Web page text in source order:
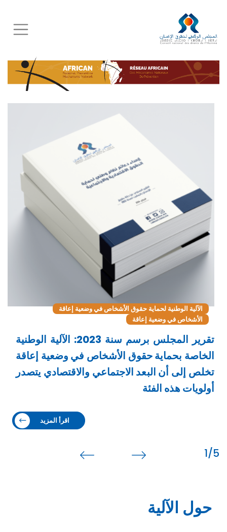
Skip
to
main
content
تقرير المجلس برسم سنة 2023: الآلية الوطنية
الخاصة بحماية حقوق الأشخاص في وضعية إعاقة
تخلص إلى أن البعد الاجتماعي والاقتصادي يتصدر
أولويات هذه الفئة
الآلية الوطنية لحماية حقوق الأشخاص في وضعية إعاقة
الأشخاص في وضعية إعاقة
اقرأ المزيد
1/5
حول الآلية